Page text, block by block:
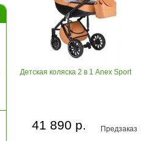
Детская коляска 2 в 1 Anex Sport
Предзаказ
41 890 р.